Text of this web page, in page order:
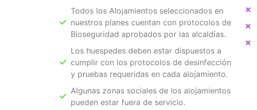
Todos los Alojamientos seleccionados en
nuestros planes cuentan con protocolos de
Bioseguridad aprobados por las alcaldías.
Los huespedes deben estar dispuestos a
cumplir con los protocolos de desinfección
y pruebas requeridas en cada alojamiento.
Algunas zonas sociales de los alojamientos
pueden estar fuera de servicio.